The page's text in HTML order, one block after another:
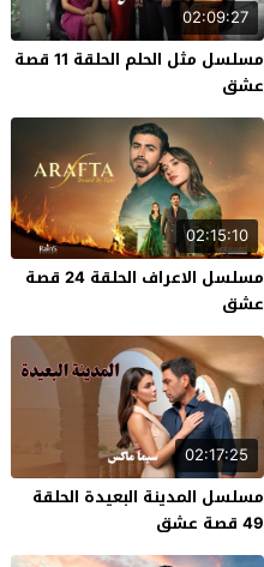
02:09:27
مسلسل مثل الحلم الحلقة 11 قصة
عشق
02:15:10
مسلسل الاعراف الحلقة 24 قصة
عشق
02:17:25
مسلسل المدينة البعيدة الحلقة
49 قصة عشق